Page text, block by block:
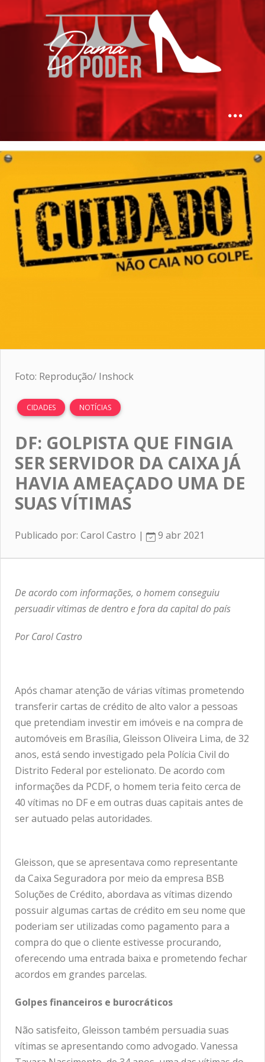
Foto: Reprodução/ Inshock
CIDADES NOTÍCIAS
DF: GOLPISTA QUE FINGIA
SER SERVIDOR DA CAIXA JÁ
HAVIA AMEAÇADO UMA DE
SUAS VÍTIMAS
Publicado por: Carol Castro | 9 abr 2021
De acordo com informações, o homem conseguiu
persuadir vítimas de dentro e fora da capital do país
Por Carol Castro
Após chamar atenção de várias vítimas prometendo
transferir cartas de crédito de alto valor a pessoas
que pretendiam investir em imóveis e na compra de
automóveis em Brasília, Gleisson Oliveira Lima, de 32
anos, está sendo investigado pela Polícia Civil do
Distrito Federal por estelionato. De acordo com
informações da PCDF, o homem teria feito cerca de
40 vítimas no DF e em outras duas capitais antes de
ser autuado pelas autoridades.
Gleisson, que se apresentava como representante
da Caixa Seguradora por meio da empresa BSB
Soluções de Crédito, abordava as vítimas dizendo
possuir algumas cartas de crédito em seu nome que
poderiam ser utilizadas como pagamento para a
compra do que o cliente estivesse procurando,
oferecendo uma entrada baixa e prometendo fechar
acordos em grandes parcelas.
Golpes financeiros e burocráticos
Não satisfeito, Gleisson também persuadia suas
vítimas se apresentando como advogado. Vanessa